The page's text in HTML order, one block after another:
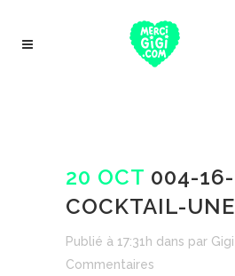
20 OCT 004-16-
COCKTAIL-UNE
Publié à 17:31h dans par Gigi
Commentaires